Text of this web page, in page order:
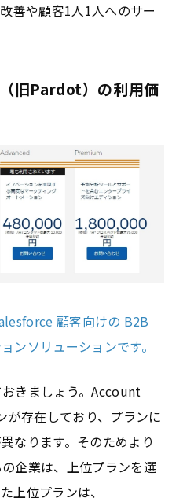
善や顧客1人1人へのサー
旧Pardot）の利用価
顧客向けの B2B
ンソリューションです。
きましょう。Account
存在しており、プランに
なります。そのためより
企業は、上位プランを選
上位プランは、